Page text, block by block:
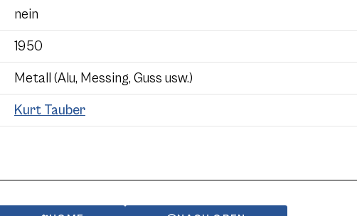
nein
1950
Metall (Alu, Messing, Guss usw.)
Kurt Tauber